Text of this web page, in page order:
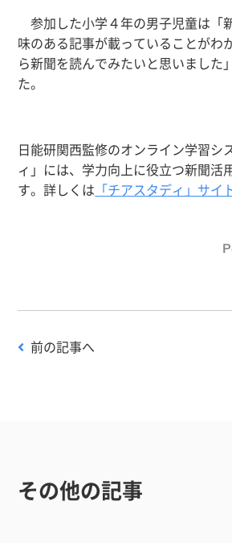
参加した小学４年の男子児童は「
味のある記事が載っていることがわ
ら新聞を読んでみたいと思いました
た。
日能研関西監修のオンライン学習シ
ィ」には、学力向上に役立つ新聞活
す。詳しくは 「チアスタディ」サイ
前の記事へ
その他の記事